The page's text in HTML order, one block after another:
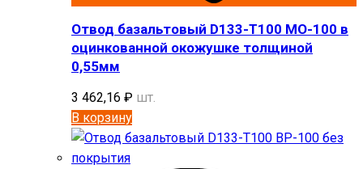
Отвод базальтовый D133-T100 MO-100 в
оцинкованной окожушке толщиной
0,55мм
3 462,16 ₽ шт.
В корзину